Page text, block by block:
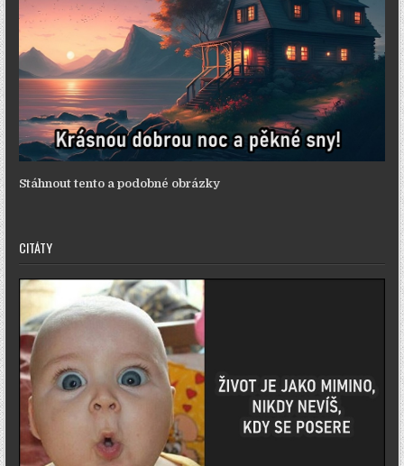
Stáhnout tento a podobné obrázky
CITÁTY